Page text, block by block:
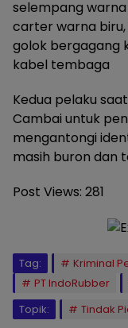
selempang
carter warna biru,
golok bergagang
kabel tembaga
Kedua pelaku
Cambai untuk
mengantongi
masih buron dan
Post Views: 281
Tag: Kriminal
PT IndoRubber
Topik:
Tindak